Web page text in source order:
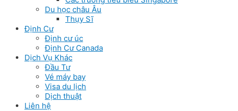
Du học châu Âu
Thụy Sĩ
Định Cư
Định cư úc
Định Cư Canada
Dịch Vụ Khác
Đầu Tư
Vé máy bay
Visa du lịch
Dịch thuật
Liên hệ